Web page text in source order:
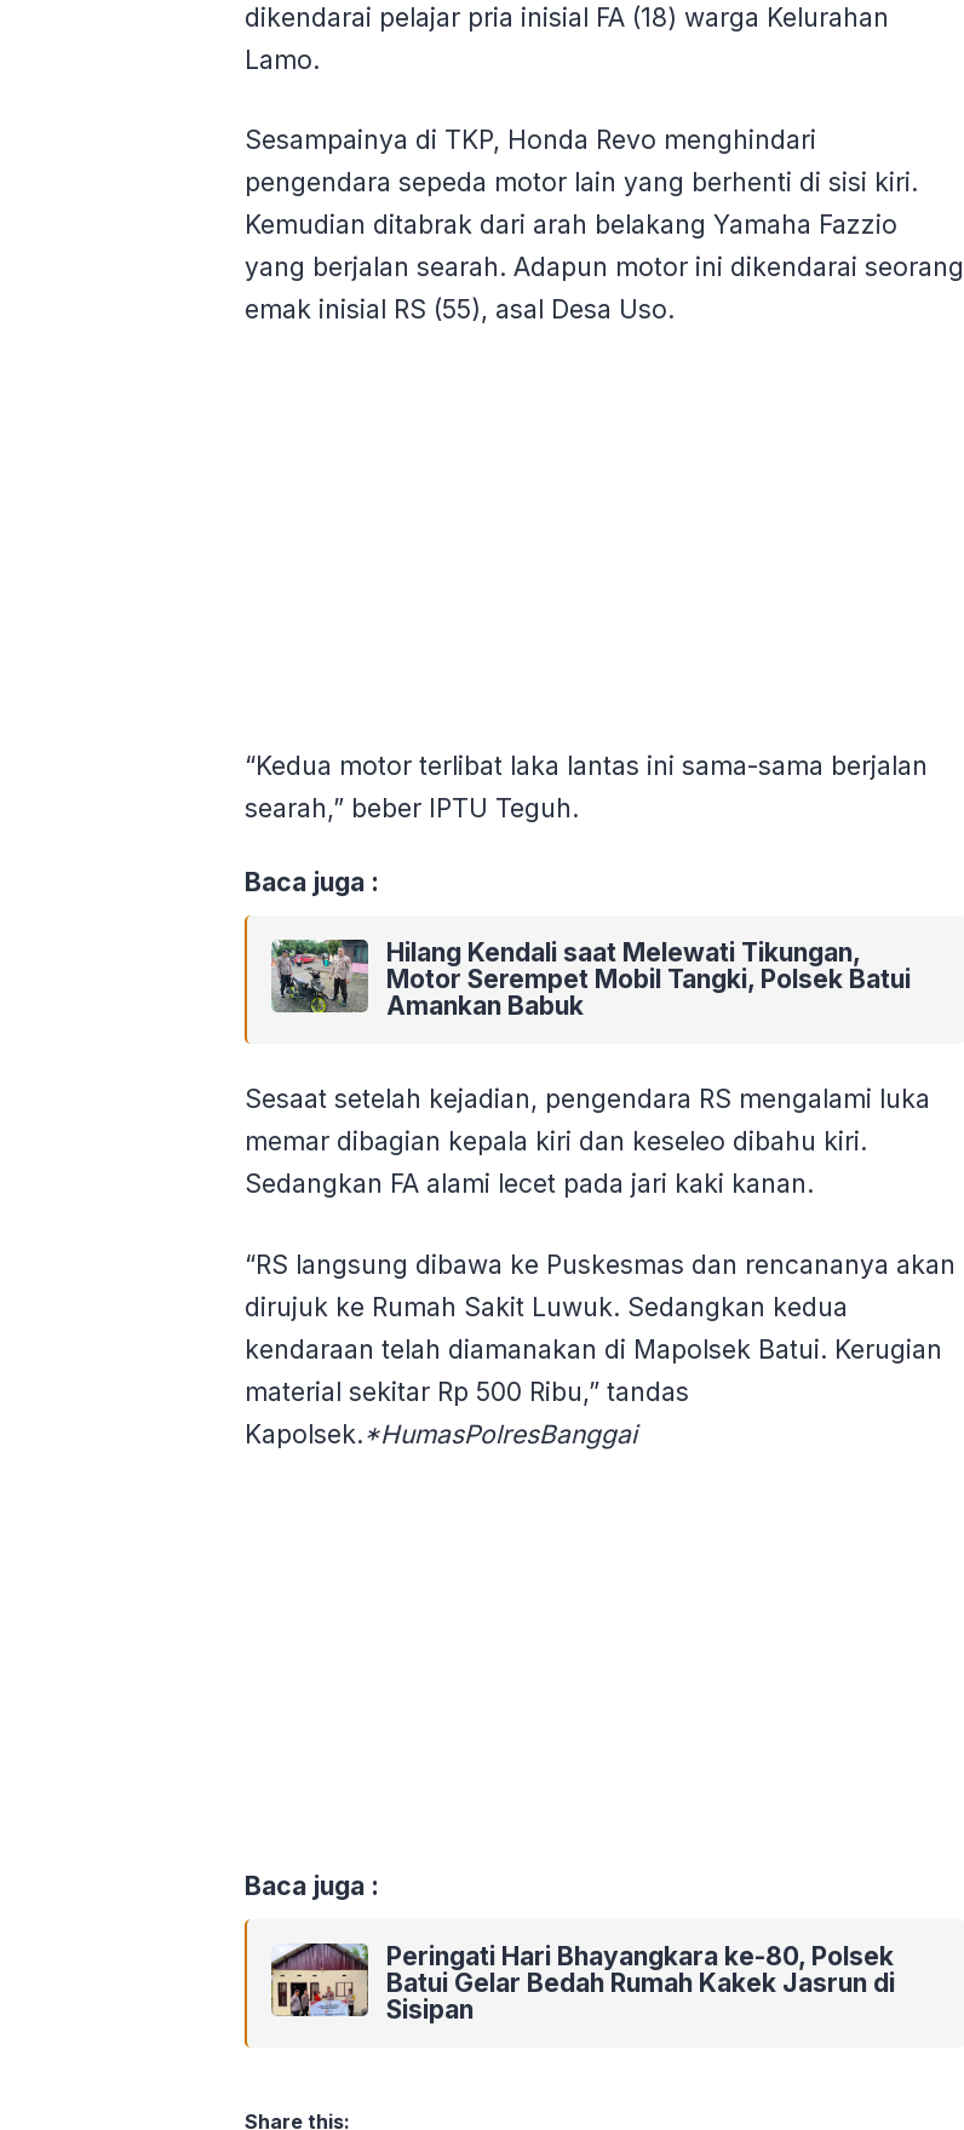
dikendarai pelajar pria inisial FA (18) warga Kelurahan
Lamo.
Sesampainya di TKP, Honda Revo menghindari
pengendara sepeda motor lain yang berhenti di sisi kiri.
Kemudian ditabrak dari arah belakang Yamaha Fazzio
yang berjalan searah. Adapun motor ini dikendarai seorang
emak inisial RS (55), asal Desa Uso.
“Kedua motor terlibat laka lantas ini sama-sama berjalan
searah,” beber IPTU Teguh.
Baca juga :
Hilang Kendali saat Melewati Tikungan,
Motor Serempet Mobil Tangki, Polsek Batui
Amankan Babuk
Sesaat setelah kejadian, pengendara RS mengalami luka
memar dibagian kepala kiri dan keseleo dibahu kiri.
Sedangkan FA alami lecet pada jari kaki kanan.
“RS langsung dibawa ke Puskesmas dan rencananya akan
dirujuk ke Rumah Sakit Luwuk. Sedangkan kedua
kendaraan telah diamanakan di Mapolsek Batui. Kerugian
material sekitar Rp 500 Ribu,” tandas
Kapolsek.*HumasPolresBanggai
Baca juga :
Peringati Hari Bhayangkara ke-80, Polsek
Batui Gelar Bedah Rumah Kakek Jasrun di
Sisipan
Share this: